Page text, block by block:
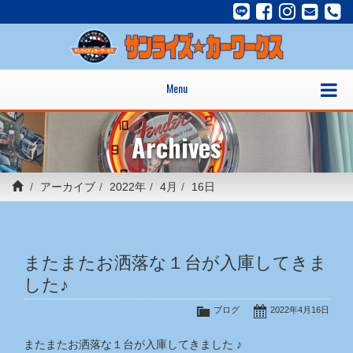
Menu
Archives
アーカイブ 2022年 4月 16日
またまたお洒落な１台が入庫してきま
した♪
2022年4月16日
ブログ
またまたお洒落な１台が入庫してきました ♪